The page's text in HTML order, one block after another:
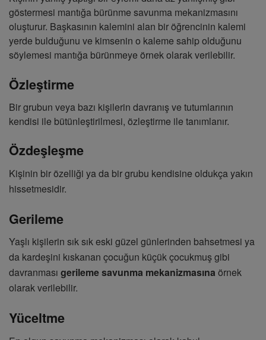
göstermesi mantığa bürünme savunma mekanizmasını
oluşturur. Başkasının kalemini alan bir öğrencinin kalemi
yerde bulduğunu ve kimsenin o kaleme sahip olduğunu
söylemesi mantığa bürünmeye örnek olarak verilebilir.
Özleştirme
Bir grubun veya bazı kişilerin davranış ve tutumlarının
kendisi ile bütünleştirilmesi, özleştirme ile tanımlanır.
Özdeşleşme
Kişinin bir özelliği ya da bir grubu kendisine oldukça yakın
hissetmesidir.
Gerileme
Yaşlı kişilerin sık sık eski güzel günlerinden bahsetmesi ya
da kardeşini kıskanan çocuğun küçük çocukmuş gibi
davranması gerileme savunma mekanizmasına örnek
olarak verilebilir.
Yüceltme